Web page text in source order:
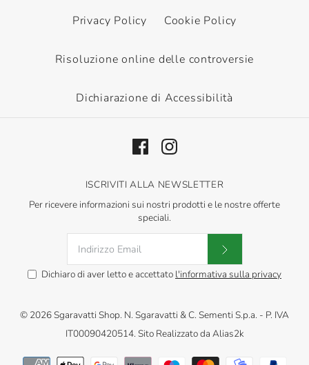
Privacy Policy Cookie Policy
Risoluzione online delle controversie
Dichiarazione di Accessibilità
ISCRIVITI ALLA NEWSLETTER
Per ricevere informazioni sui nostri prodotti e le nostre offerte
speciali.
Dichiaro di aver letto e accettato l'informativa sulla privacy
© 2026Sgaravatti Shop. N. Sgaravatti & C. Sementi S.p.a. - P. IVA
IT00090420514. Sito Realizzato da Alias2k